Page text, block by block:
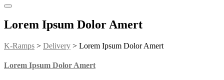
Lorem Ipsum Dolor Amert
K-Ramps > Delivery > Lorem Ipsum Dolor Amert
Lorem Ipsum Dolor Amert